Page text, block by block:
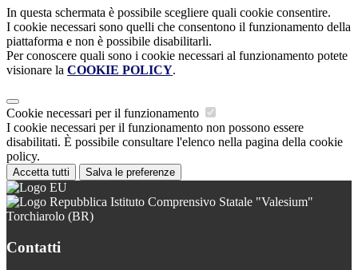
In questa schermata è possibile scegliere quali cookie consentire.
I cookie necessari sono quelli che consentono il funzionamento della
piattaforma e non è possibile disabilitarli.
Per conoscere quali sono i cookie necessari al funzionamento potete
visionare la COOKIE POLICY.
Cookie necessari per il funzionamento
I cookie necessari per il funzionamento non possono essere
disabilitati. È possibile consultare l'elenco nella pagina della cookie
policy.
Accetta tutti Salva le preferenze
Istituto Comprensivo Statale "Valesium"
Torchiarolo (BR)
Contatti